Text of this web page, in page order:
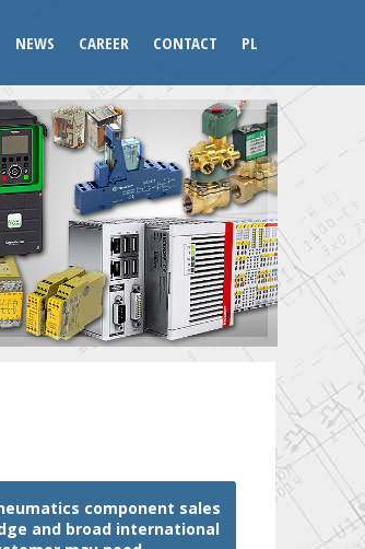
NEWS CAREER CONTACT PL
component sales
and broad international